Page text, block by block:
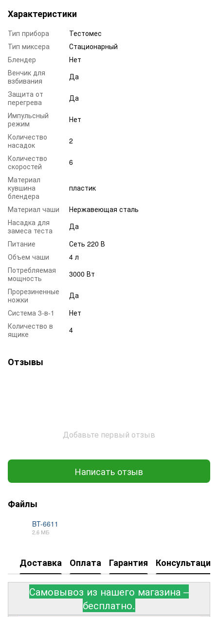
Характеристики
Тип прибора
Тестомес
Тип миксера
Стационарный
Блендер
Нет
Венчик для
взбивания
Да
Защита от
перегрева
Да
Импульсный
режим
Нет
Количество
насадок
2
Количество
скоростей
6
Материал
кувшина
блендера
пластик
Материал чаши
Нержавеющая сталь
Насадка для
замеса теста
Да
Питание
Сеть 220 В
Объем чаши
4 л
Потребляемая
мощность
3000 Вт
Прорезиненные
ножки
Да
Система 3-в-1
Нет
Количество в
ящике
4
Отзывы
Добавьте первый отзыв
Написать отзыв
Файлы
BT-6611
2.6 МБ
Доставка Оплата Гарантия Консультация
Самовывоз из нашего магазина –
бесплатно.